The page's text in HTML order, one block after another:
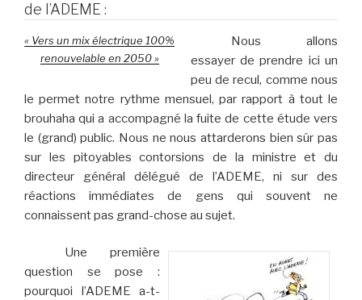
de l’ADEME :
« Vers un mix électrique 100%
renouvelable en 2050 »
Nous allons
essayer de prendre ici un
peu de recul, comme nous
le permet notre rythme mensuel, par rapport à tout le
brouhaha qui a accompagné la fuite de cette étude vers
le (grand) public. Nous ne nous attarderons bien sûr pas
sur les pitoyables contorsions de la ministre et du
directeur général délégué de l’ADEME, ni sur des
réactions immédiates de gens qui souvent ne
connaissent pas grand-chose au sujet.
Une première
question se pose :
pourquoi l’ADEME a-t-